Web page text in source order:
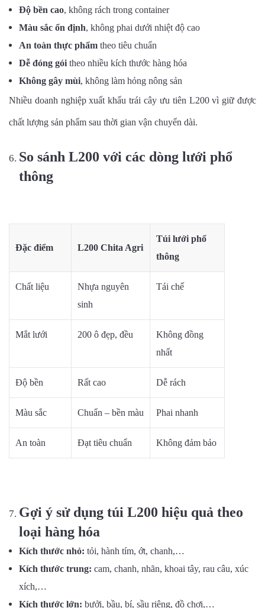
Độ bền cao, không rách trong container
Màu sắc ổn định, không phai dưới nhiệt độ cao
An toàn thực phẩm theo tiêu chuẩn
Dễ đóng gói theo nhiều kích thước hàng hóa
Không gây mùi, không làm hỏng nông sản
Nhiều doanh nghiệp xuất khẩu trái cây ưu tiên L200 vì giữ được
chất lượng sản phẩm sau thời gian vận chuyển dài.
So sánh L200 với các dòng lưới phổ
thông
Đặc điểm L200 Chita Agri
Túi lưới phổ
thông
Chất liệu
Nhựa nguyên
sinh
Tái chế
Mắt lưới 200 ô đẹp, đều
Không đồng
nhất
Độ bền Rất cao Dễ rách
Màu sắc Chuẩn – bền màu Phai nhanh
An toàn Đạt tiêu chuẩn Không đảm bảo
Gợi ý sử dụng túi L200 hiệu quả theo
loại hàng hóa
Kích thước nhỏ: tỏi, hành tím, ớt, chanh,…
Kích thước trung: cam, chanh, nhãn, khoai tây, rau câu, xúc
xích,…
Kích thước lớn: bưởi, bầu, bí, sầu riêng, đồ chơi,…